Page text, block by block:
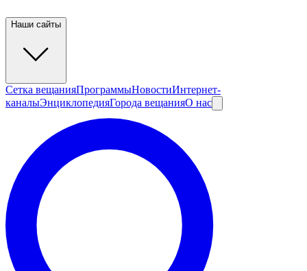
Наши сайты
Сетка вещанияПрограммыНовостиИнтернет-
каналыЭнциклопедияГорода вещанияО нас